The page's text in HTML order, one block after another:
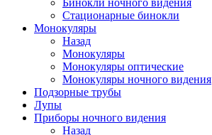
Бинокли ночного видения
Стационарные бинокли
Монокуляры
Назад
Монокуляры
Монокуляры оптические
Монокуляры ночного видения
Подзорные трубы
Лупы
Приборы ночного видения
Назад